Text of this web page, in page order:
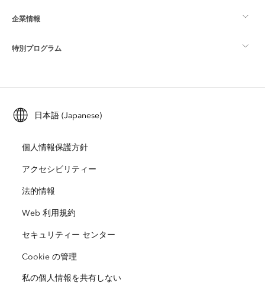
Esri ストア
ArcGIS ブログ
Esri Young Professionals Network
GIS とは
ロケーション インテリジェンス
トレーニング
ArcUser
ArcNews
ArcWatch
Esri ビデオ
企業情報
Esri について
採用情報
オープンビジョン
企業行動規範
サイトマップ
特別プログラム
ArcGIS for Student Use
自然保護
教育機関
人種的平等
日本語 (Japanese)
個人情報保護方針
アクセシビリティー
法的情報
Web 利用規約
セキュリティー センター
Cookie の管理
私の個人情報を共有しない